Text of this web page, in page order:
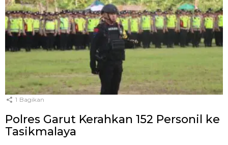
1 Bagikan
Polres Garut Kerahkan 152 Personil ke
Tasikmalaya